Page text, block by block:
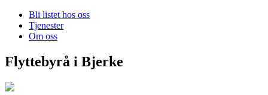
Bli listet hos oss
Tjenester
Om oss
Flyttebyrå i Bjerke